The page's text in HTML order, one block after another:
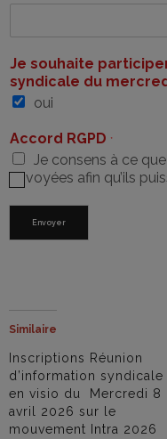
Je souhaite
syndicale du
oui
Accord RGPD *
Je consens à ce
envoyées afin qu’ils
Envoyer
Similaire
Inscriptions Réunion
d’information syndicale
en visio du Mercredi 8
avril 2026 sur le
mouvement Intra 2026